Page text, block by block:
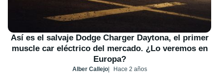
Así es el salvaje Dodge Charger Daytona, el primer
muscle car eléctrico del mercado. ¿Lo veremos en
Europa?
Alber Callejo Hace 2 años